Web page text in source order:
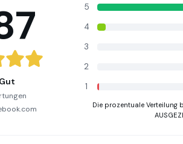
5
4
3
2
1
Die prozentuale Verteilung